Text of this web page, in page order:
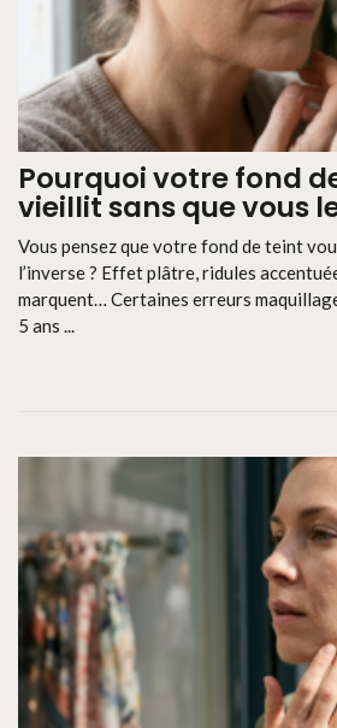
Pourquoi votre fond
vieillit sans que vous
Vous pensez que votre fond de teint
l’inverse ? Effet plâtre, ridules
marquent… Certaines erreurs
5 ans ...